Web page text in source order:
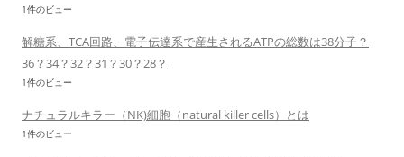
1件のビュー
解糖系、TCA回路、電子伝達系で産生されるATPの総数は38分子？
36？34？32？31？30？28？
1件のビュー
ナチュラルキラー（NK)細胞（natural killer cells）とは
1件のビュー